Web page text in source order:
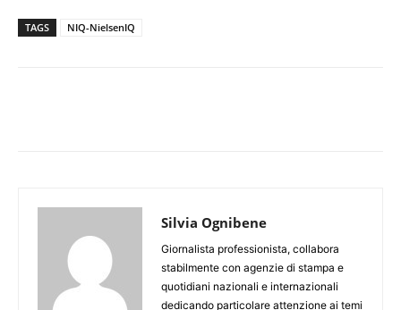
TAGS NIQ-NielsenIQ
Silvia Ognibene
Giornalista professionista, collabora
stabilmente con agenzie di stampa e
quotidiani nazionali e internazionali
dedicando particolare attenzione ai temi